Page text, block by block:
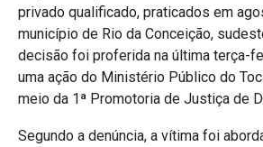
privado qualificado, praticados em
município de Rio da Conceição,
decisão foi proferida na última terça-
uma ação do Ministério Público do
meio da 1ª Promotoria de Justiça de
Segundo a denúncia, a vítima foi